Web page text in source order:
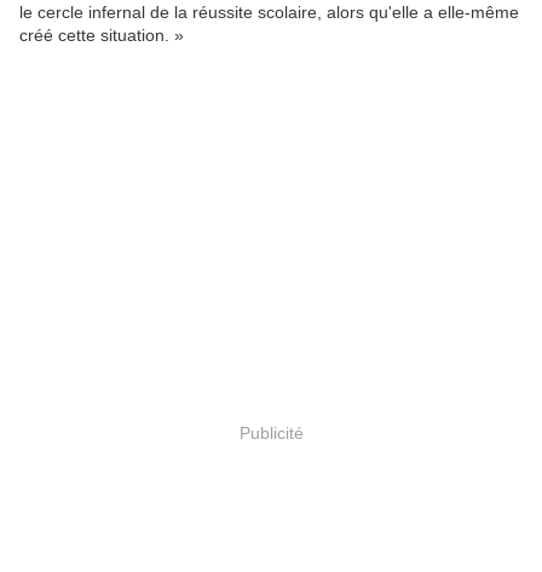
le cercle infernal de la réussite scolaire, alors qu'elle a elle-même
créé cette situation. »
Publicité